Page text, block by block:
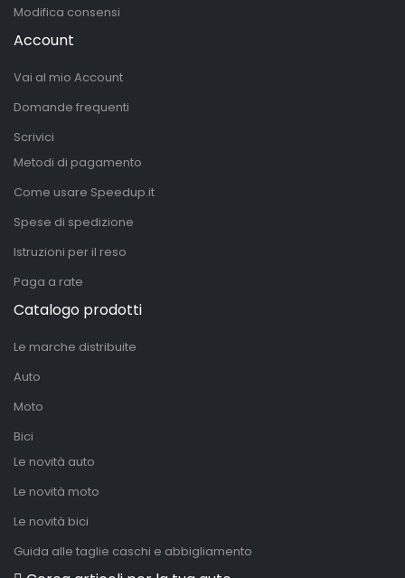
Modifica consensi
Account
Vai al mio Account
Domande frequenti
Scrivici
Metodi di pagamento
Come usare Speedup.it
Spese di spedizione
Istruzioni per il reso
Paga a rate
Catalogo prodotti
Le marche distribuite
Auto
Moto
Bici
Le novità auto
Le novità moto
Le novità bici
Guida alle taglie caschi e abbigliamento